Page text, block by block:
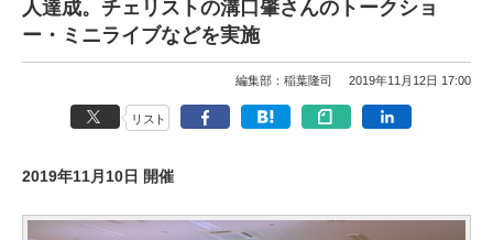
人達成。チェリストの溝口肇さんのトークショ
ー・ミニライブなどを実施
編集部：稲葉隆司 2019年11月12日 17:00
リスト
2019年11月10日 開催